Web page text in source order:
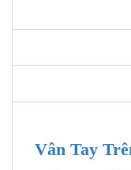
Vân Tay